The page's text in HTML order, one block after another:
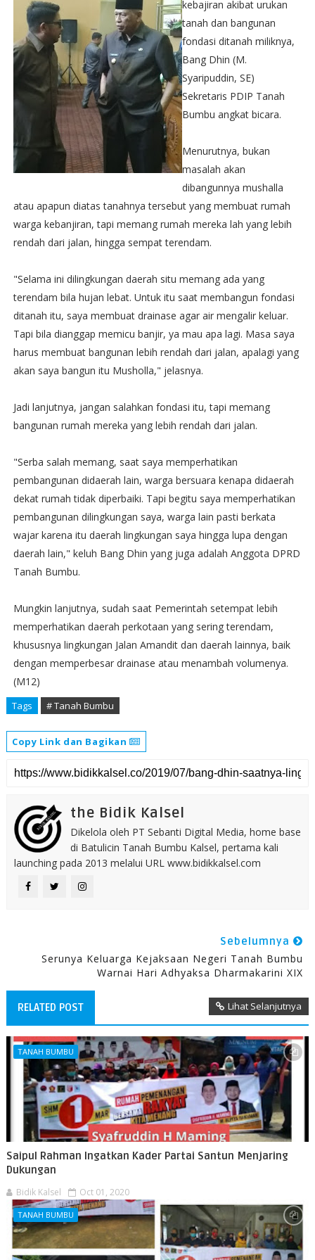
kebajiran akibat urukan
tanah dan bangunan
fondasi ditanah miliknya,
Bang Dhin (M.
Syaripuddin, SE)
Sekretaris PDIP Tanah
Bumbu angkat bicara.
Menurutnya, bukan
masalah akan
dibangunnya mushalla
atau apapun diatas tanahnya tersebut yang membuat rumah
warga kebanjiran, tapi memang rumah mereka lah yang lebih
rendah dari jalan, hingga sempat terendam.
"Selama ini dilingkungan daerah situ memang ada yang
terendam bila hujan lebat. Untuk itu saat membangun fondasi
ditanah itu, saya membuat drainase agar air mengalir keluar.
Tapi bila dianggap memicu banjir, ya mau apa lagi. Masa saya
harus membuat bangunan lebih rendah dari jalan, apalagi yang
akan saya bangun itu Musholla," jelasnya.
Jadi lanjutnya, jangan salahkan fondasi itu, tapi memang
bangunan rumah mereka yang lebih rendah dari jalan.
"Serba salah memang, saat saya memperhatikan
pembangunan didaerah lain, warga bersuara kenapa didaerah
dekat rumah tidak diperbaiki. Tapi begitu saya memperhatikan
pembangunan dilingkungan saya, warga lain pasti berkata
wajar karena itu daerah lingkungan saya hingga lupa dengan
daerah lain," keluh Bang Dhin yang juga adalah Anggota DPRD
Tanah Bumbu.
Mungkin lanjutnya, sudah saat Pemerintah setempat lebih
memperhatikan daerah perkotaan yang sering terendam,
khususnya lingkungan Jalan Amandit dan daerah lainnya, baik
dengan memperbesar drainase atau menambah volumenya.
(M12)
Tags # Tanah Bumbu
Copy Link dan Bagikan
the Bidik Kalsel
Dikelola oleh PT Sebanti Digital Media, home base
di Batulicin Tanah Bumbu Kalsel, pertama kali
launching pada 2013 melalui URL www.bidikkalsel.com
Sebelumnya
Serunya Keluarga Kejaksaan Negeri Tanah Bumbu
Warnai Hari Adhyaksa Dharmakarini XIX
RELATED POST Lihat Selanjutnya
TANAH BUMBU
Saipul Rahman Ingatkan Kader Partai Santun Menjaring
Dukungan
Bidik Kalsel Oct 01, 2020
TANAH BUMBU